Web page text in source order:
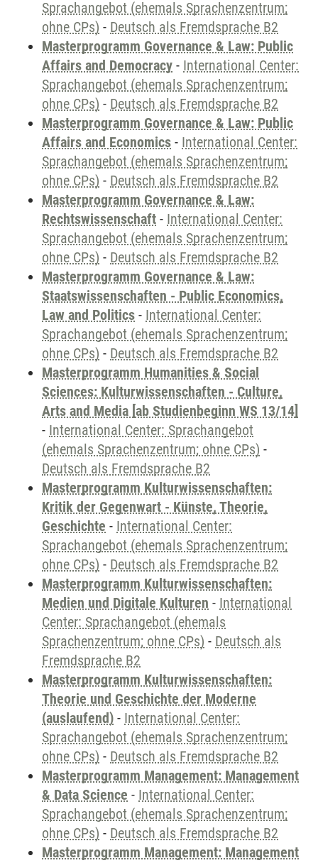
Sprachangebot (ehemals Sprachenzentrum;
ohne CPs) - Deutsch als Fremdsprache B2
Masterprogramm Governance & Law: Public
Affairs and Democracy - International Center:
Sprachangebot (ehemals Sprachenzentrum;
ohne CPs) - Deutsch als Fremdsprache B2
Masterprogramm Governance & Law: Public
Affairs and Economics - International Center:
Sprachangebot (ehemals Sprachenzentrum;
ohne CPs) - Deutsch als Fremdsprache B2
Masterprogramm Governance & Law:
Rechtswissenschaft - International Center:
Sprachangebot (ehemals Sprachenzentrum;
ohne CPs) - Deutsch als Fremdsprache B2
Masterprogramm Governance & Law:
Staatswissenschaften - Public Economics,
Law and Politics - International Center:
Sprachangebot (ehemals Sprachenzentrum;
ohne CPs) - Deutsch als Fremdsprache B2
Masterprogramm Humanities & Social
Sciences: Kulturwissenschaften - Culture,
Arts and Media [ab Studienbeginn WS 13/14]
- International Center: Sprachangebot
(ehemals Sprachenzentrum; ohne CPs) -
Deutsch als Fremdsprache B2
Masterprogramm Kulturwissenschaften:
Kritik der Gegenwart - Künste, Theorie,
Geschichte - International Center:
Sprachangebot (ehemals Sprachenzentrum;
ohne CPs) - Deutsch als Fremdsprache B2
Masterprogramm Kulturwissenschaften:
Medien und Digitale Kulturen - International
Center: Sprachangebot (ehemals
Sprachenzentrum; ohne CPs) - Deutsch als
Fremdsprache B2
Masterprogramm Kulturwissenschaften:
Theorie und Geschichte der Moderne
(auslaufend) - International Center:
Sprachangebot (ehemals Sprachenzentrum;
ohne CPs) - Deutsch als Fremdsprache B2
Masterprogramm Management: Management
& Data Science - International Center:
Sprachangebot (ehemals Sprachenzentrum;
ohne CPs) - Deutsch als Fremdsprache B2
Masterprogramm Management: Management